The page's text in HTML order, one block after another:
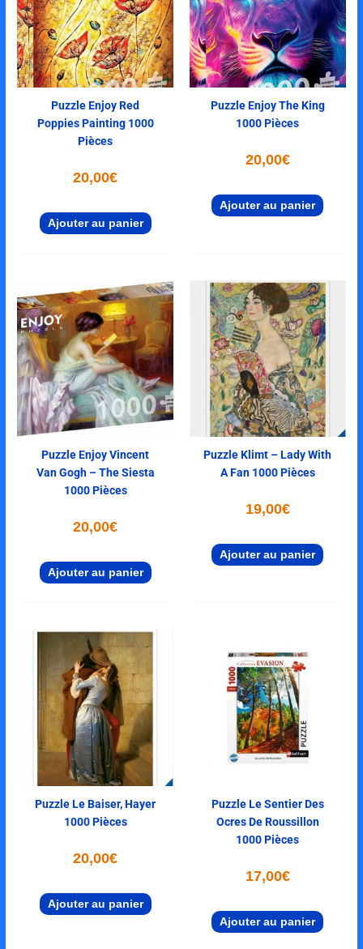
Puzzle Enjoy Red
Poppies Painting 1000
Pièces
20,00€
Ajouter au panier
Puzzle Enjoy The King
1000 Pièces
20,00€
Ajouter au panier
Puzzle Enjoy Vincent
Van Gogh – The Siesta
1000 Pièces
20,00€
Ajouter au panier
Puzzle Klimt – Lady With
A Fan 1000 Pièces
19,00€
Ajouter au panier
Puzzle Le Baiser, Hayer
1000 Pièces
20,00€
Ajouter au panier
Puzzle Le Sentier Des
Ocres De Roussillon
1000 Pièces
17,00€
Ajouter au panier